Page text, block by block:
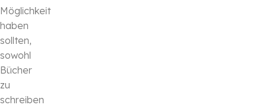
Möglichkeit
haben
sollten,
sowohl
Bücher
zu
schreiben